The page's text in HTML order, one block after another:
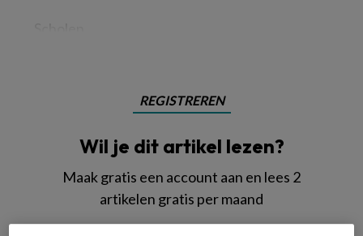
REGISTREREN
Wil je dit artikel lezen?
Maak gratis een account aan en lees 2
artikelen gratis per maand